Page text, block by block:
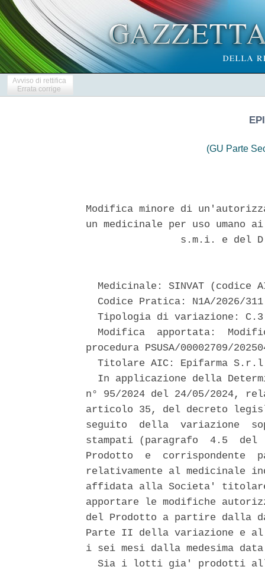
Avviso di rettifica
Errata corrige
(GU Parte
Modifica minore di
un medicinale per uso umano
s.m.i. e del
Medicinale: SINVAT (codice
Codice Pratica: N1A/2026/
Tipologia di variazione:
Modifica  apportata:
procedura PSUSA/00002709/
Titolare AIC: Epifarma
In applicazione della
n° 95/2024 del 24/05/2024,
articolo 35, del decreto
seguito  della  variazione
stampati (paragrafo  4.5
Prodotto  e
relativamente al
affidata alla Societa'
apportare le modifiche
del Prodotto a partire dalla
Parte II della variazione e
i sei mesi dalla medesima
Sia i lotti gia' prodotti